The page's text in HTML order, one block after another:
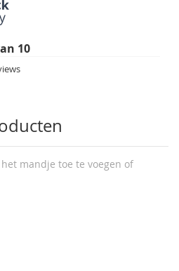
10
mandje toe te voegen of